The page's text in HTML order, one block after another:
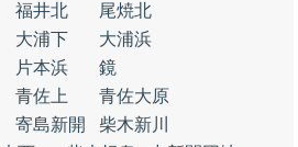
福井北
尾焼北
大浦下
大浦浜
片本浜
鏡
青佐上
青佐大原
寄島新開
柴木新川